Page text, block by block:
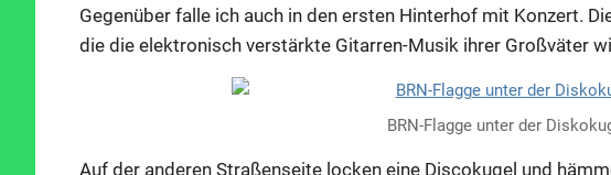
Gegenüber falle ich auch in den ersten Hinterhof mit Konzert.
die die elektronisch verstärkte Gitarren-Musik ihrer Großväter
BRN-Flagge unter der
Auf der anderen Straßenseite locken eine Discokugel und